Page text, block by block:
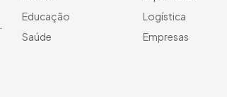
Educação
Saúde
Logística
Empresas